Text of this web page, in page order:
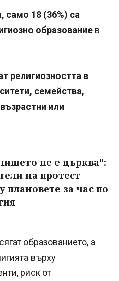
само 18 (36%) са
образование в
религиозността в
семейства,
или
не е църква":
на протест
плановете за час по
образованието, а
върху
риск от